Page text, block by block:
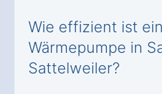
Wie effizient ist
Wärmepumpe in
Sattelweiler?